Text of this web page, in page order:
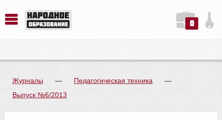
0
Журналы — Педагогическая техника
—
Выпуск №6/2013